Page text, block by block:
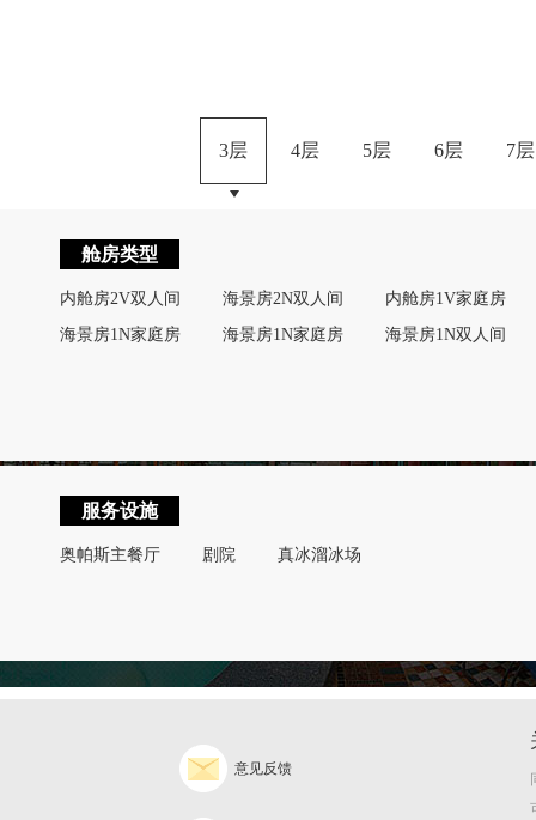
3层 4层 5层 6层 7层
舱房类型
内舱房2V双人间 海景房2N双人间
内舱房1V家庭房
海景房1N家庭房
海景房1N家庭房 海景房1N双人间
服务设施
奥帕斯主餐厅 剧院 真冰溜冰场
意见反馈